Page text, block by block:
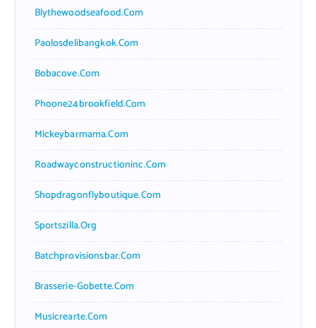
Blythewoodseafood.com
Paolosdelibangkok.com
Bobacove.com
Phoone24brookfield.com
Mickeybarmama.com
Roadwayconstructioninc.com
Shopdragonflyboutique.com
Sportszilla.org
Batchprovisionsbar.com
Brasserie-Gobette.com
Musicrearte.com